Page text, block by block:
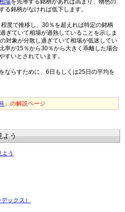
場を先導する銘柄があれば高まり、物色の
る銘柄がなければ低下します。
度で推移し、30％を超えれば特定の銘柄
ぎていて相場が過熱していることを示しま
対象が分散し過ぎていて相場が低迷してい
率が15％から30％から大きく乖離した場合
すいとされています。
ならすために、6日もしくは25日の平均を
」の解説ページ
よう
う
ックス）